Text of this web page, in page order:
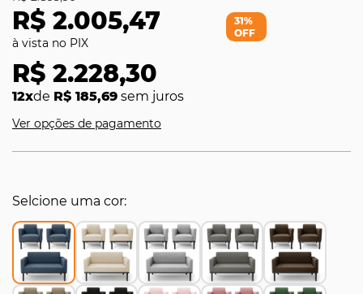
R$ 2.005,47
R$ 2.228,30
12xde R$ 185,69 sem juros
31%
OFF
Ver opções de pagamento
Selcione uma cor